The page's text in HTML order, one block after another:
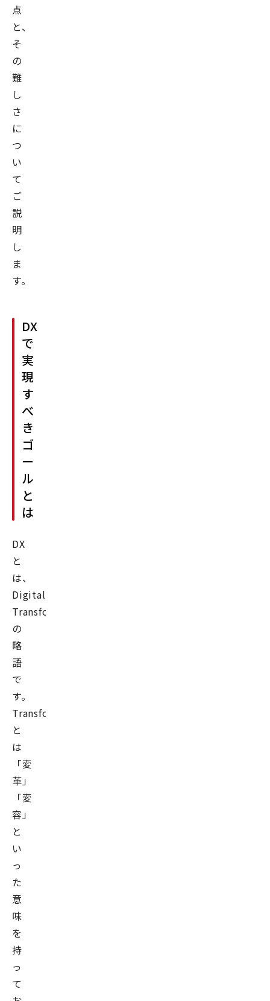
点
と、
そ
の
難
し
さ
に
つ
い
て
ご
説
明
し
ま
す。
DX
で
実
現
す
べ
き
ゴ
ー
ル
と
は
DX
と
は、
Digital
Transformation
の
略
語
で
す。
Transformation
と
は
「変
革」
「変
容」
と
い
っ
た
意
味
を
持
っ
て